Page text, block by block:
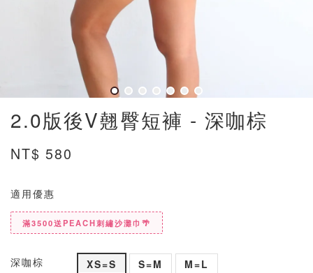
2.0版後V翹臀短褲 - 深咖棕
NT$ 580
適用優惠
滿3500送PEACH刺繡沙灘巾🌴
深咖棕 XS=S S=M M=L